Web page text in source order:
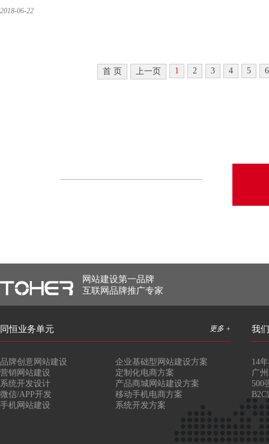
2018-06-22
首 页 上一页 1 2 3 4 5 6
网站建设第一品牌
互联网品牌推广专家
更多 +
同恒业务单元
品牌创意网站建设
营销网站建设
系统开发设计
微信/APP开发
手机网站建设
企业基础型网站建设方案
定制化电商方案
产品商城网站建设方案
移动手机电商方案
系统开发方案
我
14
广
500